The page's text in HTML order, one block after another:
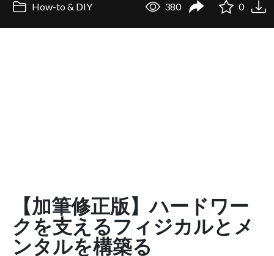
How-to & DIY 380 0
【加筆修正版】ハードワー
クを支えるフィジカルとメ
ンタルを構築る